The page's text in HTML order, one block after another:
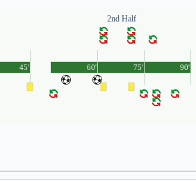
45'
2nd Half
90'
60' 75'